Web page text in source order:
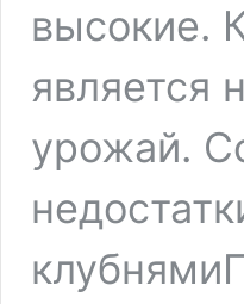
высокие.
является
урожай.